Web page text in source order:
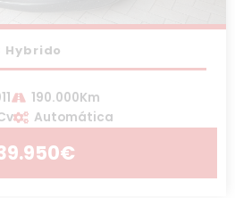
Hybrido
190.000Km
Automática